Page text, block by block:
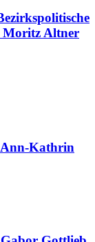
Moritz Altner
Ann-Kathrin